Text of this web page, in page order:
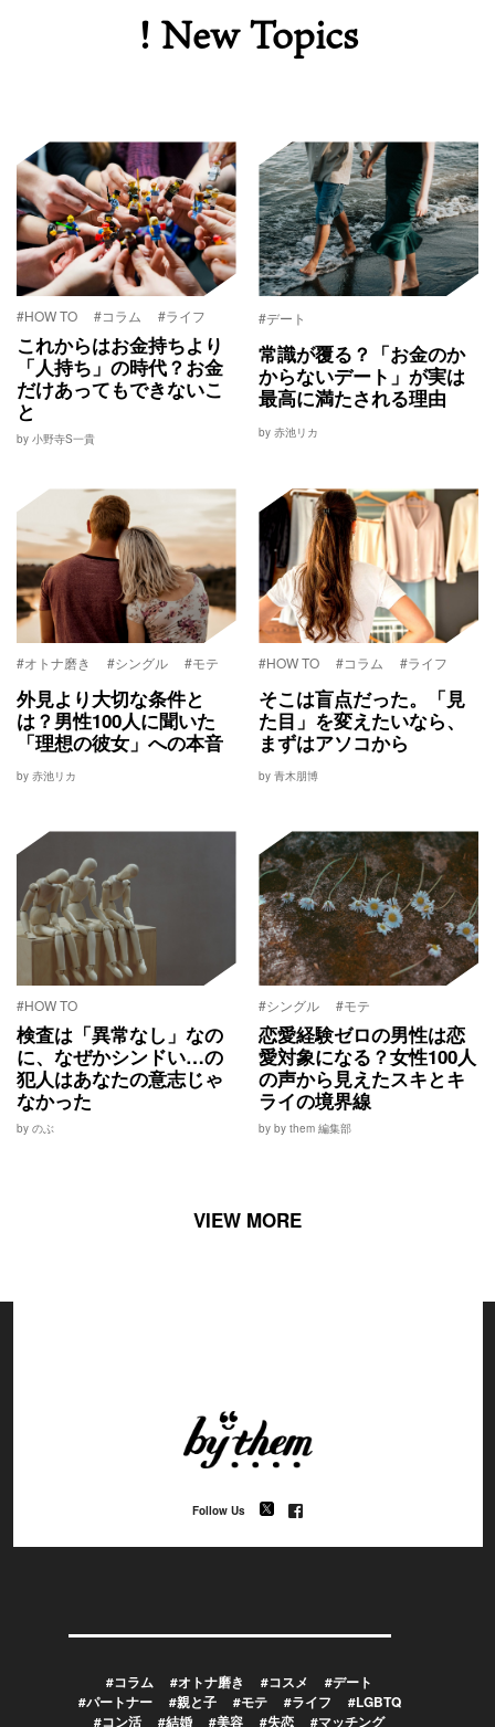
! New Topics
#HOW TO #コラム #ライフ
これからはお金持ちより
「人持ち」の時代？お金
だけあってもできないこ
と
by 小野寺S一貴
#デート
常識が覆る？「お金のか
からないデート」が実は
最高に満たされる理由
by 赤池リカ
#オトナ磨き #シングル #モテ
外見より大切な条件と
は？男性100人に聞いた
「理想の彼女」への本音
by 赤池リカ
#HOW TO #コラム #ライフ
そこは盲点だった。「見
た目」を変えたいなら、
まずはアソコから
by 青木朋博
#HOW TO
検査は「異常なし」なの
に、なぜかシンドい…の
犯人はあなたの意志じゃ
なかった
by のぶ
#シングル #モテ
恋愛経験ゼロの男性は恋
愛対象になる？女性100人
の声から見えたスキとキ
ライの境界線
by by them 編集部
VIEW MORE
Follow Us
#コラム #オトナ磨き #コスメ
#デート
#パートナー
#親と子 #モテ #ライフ
#LGBTQ
#コン活
#結婚 #美容 #失恋 #マッチング